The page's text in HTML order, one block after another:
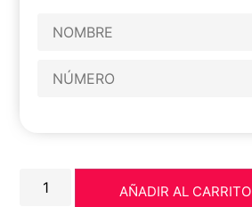
AÑADIR AL CARRITO